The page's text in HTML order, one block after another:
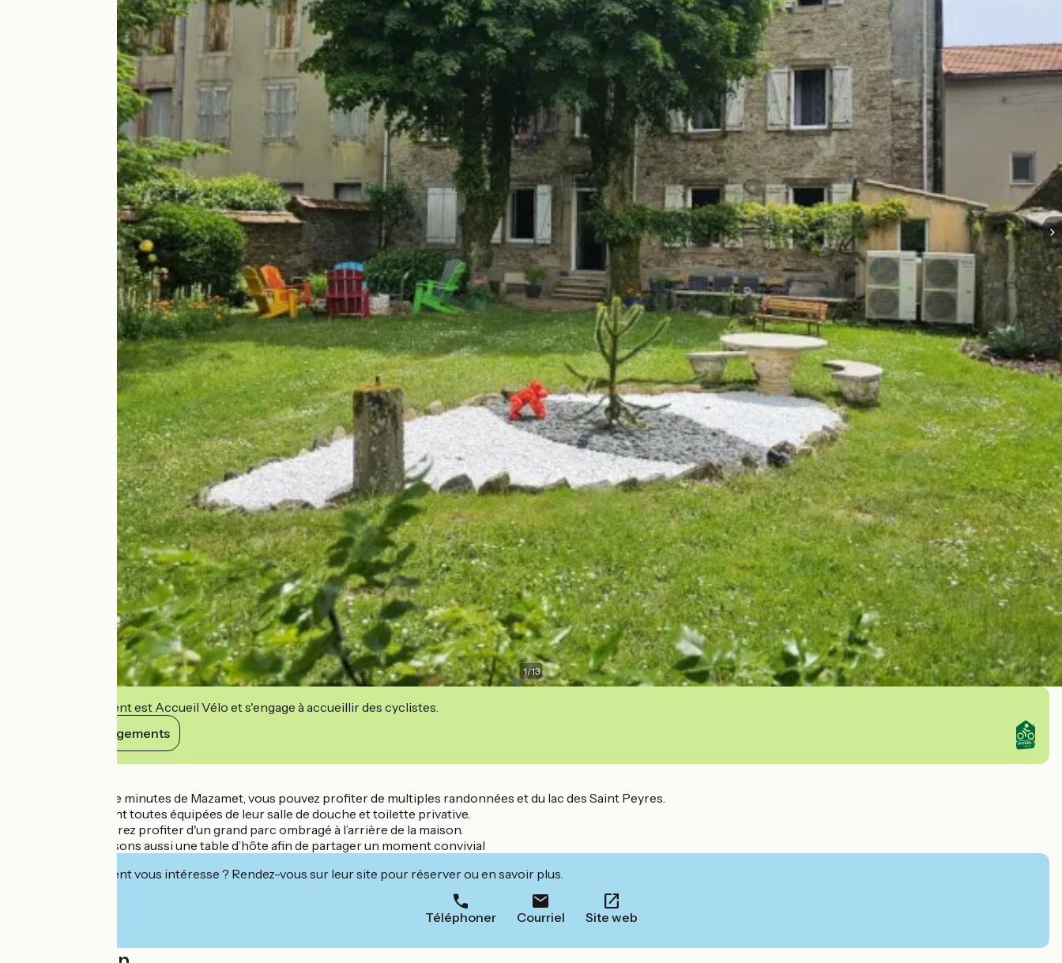
1/13
Cet établissement est Accueil Vélo et s'engage à accueillir des cyclistes.
Voir ses engagements
À une quinzaine de minutes de Mazamet, vous pouvez profiter de multiples randonnées et du lac des Saint Peyres.
Nos chambres sont toutes équipées de leur salle de douche et toilette privative.
De plus vous pourrez profiter d'un grand parc ombragé à l’arrière de la maison.
Nous vous proposons aussi une table d’hôte afin de partager un moment convivial
Cet établissement vous intéresse ? Rendez-vous sur leur site pour réserver ou en savoir plus.
Téléphoner Courriel Site web